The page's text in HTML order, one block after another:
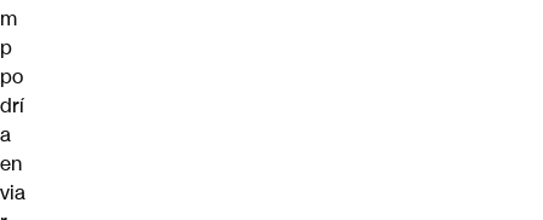
m
p
po
drí
a
en
via